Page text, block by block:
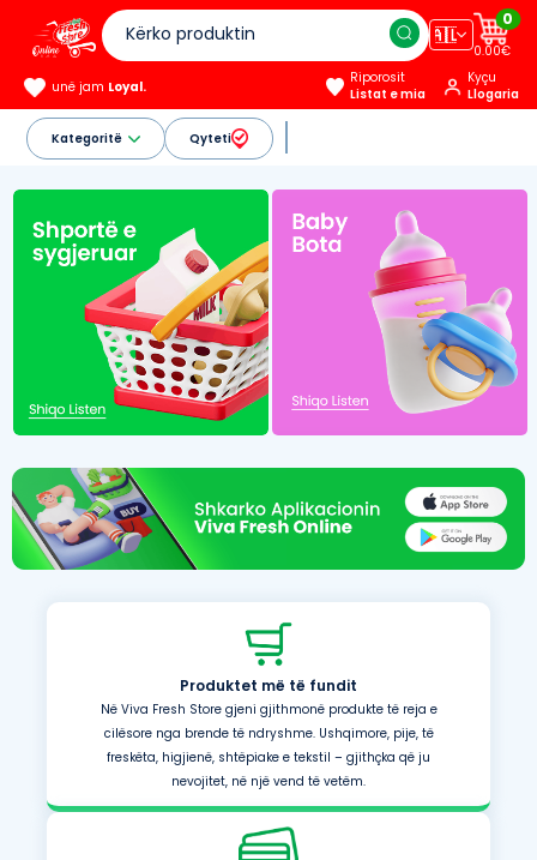
🇦🇱
0
0.00€
unë jam Loyal.
Riporosit
Listat e mia
Kyçu
Llogaria
Kategoritë Qyteti
Produktet më të fundit
Në Viva Fresh Store gjeni gjithmonë produkte të reja e
cilësore nga brende të ndryshme. Ushqimore, pije, të
freskëta, higjienë, shtëpiake e tekstil – gjithçka që ju
nevojitet, në një vend të vetëm.